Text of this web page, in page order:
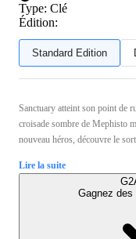
Type: Clé
Édition:
Standard Edition
Sanctuary atteint son point
croisade sombre de Mephisto
nouveau héros, découvre le
Lire la suite
Gagnez